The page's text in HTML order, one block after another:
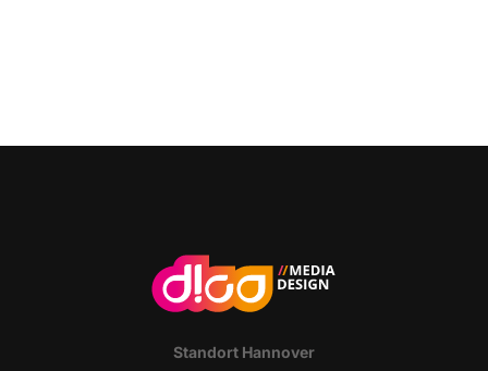
Stand­ort Hannover